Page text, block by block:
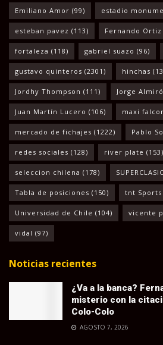
Emiliano Amor (99) estadio
esteban pavez (113) Fernando Ortiz
fortaleza (118) gabriel suazo (96)
gustavo quinteros (2301) hinchas
Jordhy Thompson (111) Jorge
Juan Martín Lucero (106) maxi
mercado de fichajes (1222) Pablo
redes sociales (128) river plate (153)
seleccion chilena (178)
Tabla de posiciones (150) tnt Sports
Universidad de Chile (104) vicente
vidal (97)
Noticias recientes
¿Va a la banca?
misterio con la
Colo-Colo
AGOSTO 7, 2026